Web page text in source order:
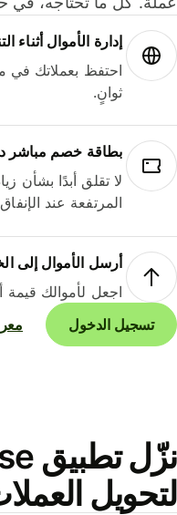
إدارة الأموال أثناء
احتفظ بعملاتك في
ثوانٍ.
بطاقة خصم مباشر
لا تقلق أبدًا بشأن
المرتفعة عند الإنفاق
أرسل الأموال إلى
اجعل لأموالك قيمة
تسجيل الدخول